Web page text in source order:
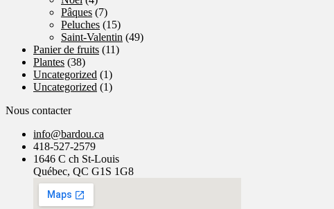
Pâques (7)
Peluches (15)
Saint-Valentin (49)
Panier de fruits (11)
Plantes (38)
Uncategorized (1)
Uncategorized (1)
Nous contacter
info@bardou.ca
418-527-2579
1646 C ch St-Louis
Québec, QC G1S 1G8